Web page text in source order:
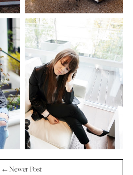
← Newer Post